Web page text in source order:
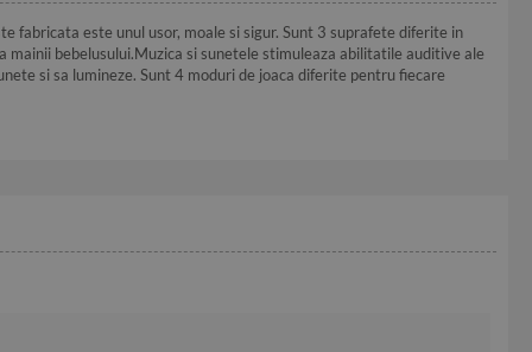
fabricata este unul usor, moale si sigur. Sunt 3 suprafete diferite in
bebelusului.Muzica si sunetele stimuleaza abilitatile auditive ale
si sa lumineze. Sunt 4 moduri de joaca diferite pentru fiecare